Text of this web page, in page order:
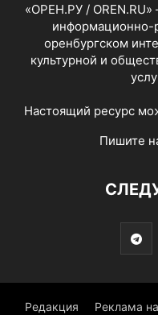
«ОРЕН.РУ /
информационно-
оренбургском
культурной и
Настоящий ресурс
Пишите
Редакция Реклама